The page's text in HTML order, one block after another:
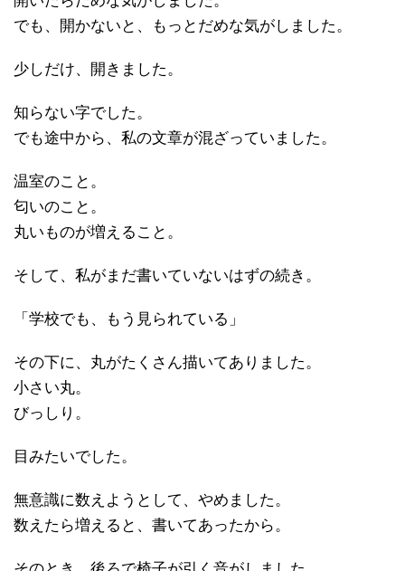
でも、開かないと、もっとだめな気がしました。
少しだけ、開きました。
知らない字でした。
でも途中から、私の文章が混ざっていました。
温室のこと。
匂いのこと。
丸いものが増えること。
そして、私がまだ書いていないはずの続き。
「学校でも、もう見られている」
その下に、丸がたくさん描いてありました。
小さい丸。
びっしり。
目みたいでした。
無意識に数えようとして、やめました。
数えたら増えると、書いてあったから。